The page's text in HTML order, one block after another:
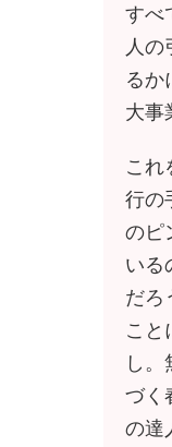
すべ
人
るか
大事
これ
行の
のピ
いる
だろ
こと
し
づく
の達